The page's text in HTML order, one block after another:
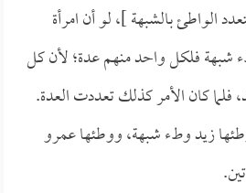
الواطئ بالشبهة ]، لو أن امرأة
شبهة فلكل واحد منهم عدة؛ لأن كل
فلما كان الأمر كذلك تعددت العدة.
زيد وطء شبهة، ووطئها عمرو